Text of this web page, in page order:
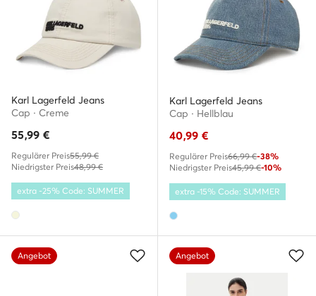
Karl Lagerfeld Jeans
Cap · Creme
55,99 €
Regulärer Preis55,99 €
Niedrigster Preis48,99 €
extra -25% Code: SUMMER
Karl Lagerfeld Jeans
Cap · Hellblau
40,99 €
Regulärer Preis66,99 €-38%
Niedrigster Preis45,99 €-10%
extra -15% Code: SUMMER
Angebot Angebot